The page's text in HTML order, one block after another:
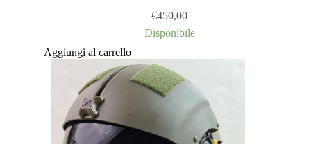
€450,00
Disponibile
Aggiungi al carrello